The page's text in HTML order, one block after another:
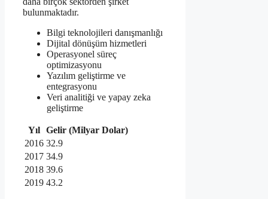
bulunmaktadır.
Bilgi teknolojileri danışmanlığı
Dijital dönüşüm hizmetleri
Operasyonel süreç
optimizasyonu
Yazılım geliştirme ve
entegrasyonu
Veri analitiği ve yapay zeka
geliştirme
Yıl Gelir (Milyar Dolar)
2016 32.9
2017 34.9
2018 39.6
2019 43.2